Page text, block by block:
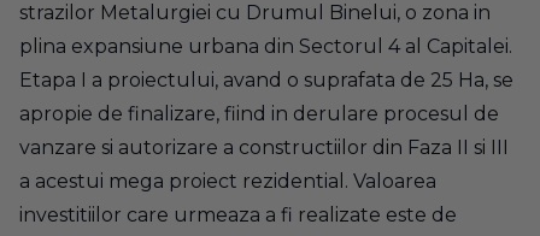
strazilor Metalurgiei cu Drumul Binelui, o zona in
plina expansiune urbana din Sectorul 4 al Capitalei.
Etapa I a proiectului, avand o suprafata de 25 Ha, se
apropie de finalizare, fiind in derulare procesul de
vanzare si autorizare a constructiilor din Faza II si III
a acestui mega proiect rezidential. Valoarea
investitiilor care urmeaza a fi realizate este de